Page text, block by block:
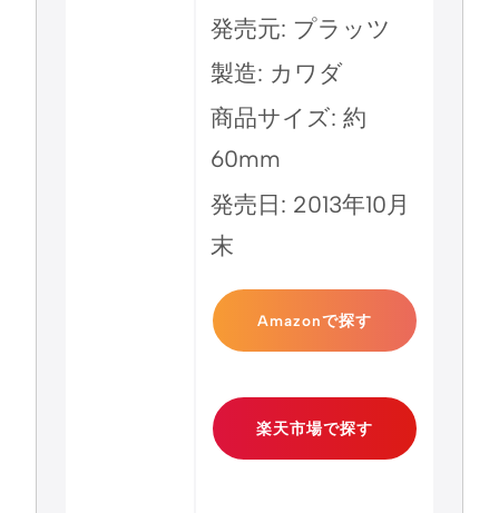
発売元: プラッツ
製造: カワダ
商品サイズ: 約
60mm
発売日: 2013年10月
末
Amazonで探す
楽天市場で探す